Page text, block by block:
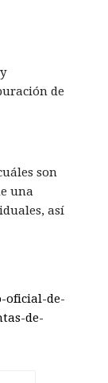
de
son
una
así
oficial-de-
de-